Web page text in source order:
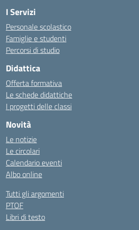
I Servizi
Personale scolastico
Famiglie e studenti
Percorsi di studio
Didattica
Offerta formativa
Le schede didattiche
I progetti delle classi
Novità
Le notizie
Le circolari
Calendario eventi
Albo online
Tutti gli argomenti
PTOF
Libri di testo